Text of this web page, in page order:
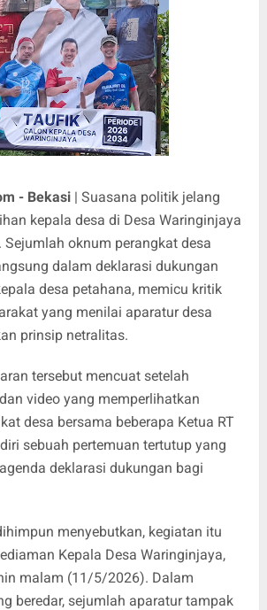
- Bekasi | Suasana politik jelang
kepala desa di Desa Waringinjaya
oknum perangkat desa
dalam deklarasi dukungan
desa petahana, memicu kritik
yang menilai aparatur desa
prinsip netralitas.
tersebut mencuat setelah
video yang memperlihatkan
desa bersama beberapa Ketua RT
sebuah pertemuan tertutup yang
deklarasi dukungan bagi
menyebutkan, kegiatan itu
Kepala Desa Waringinjaya,
malam (11/5/2026). Dalam
beredar, sejumlah aparatur tampak